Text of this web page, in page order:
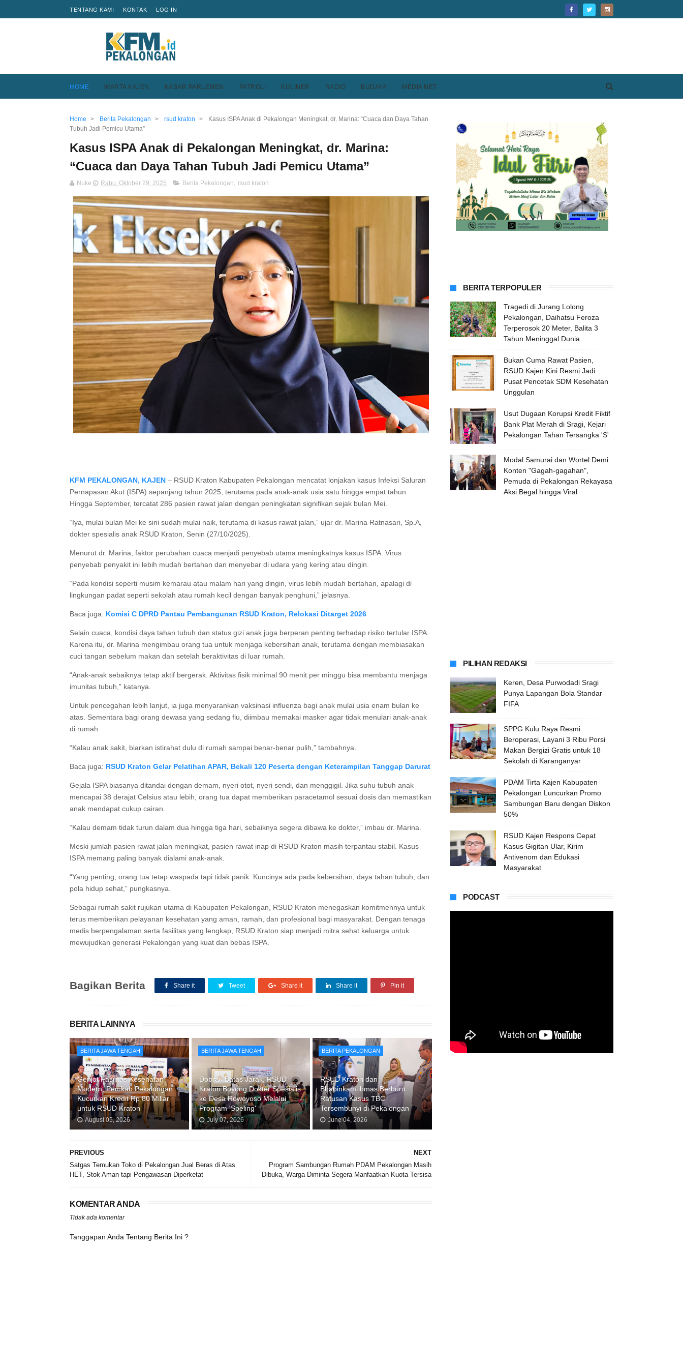
TENTANG KAMI KONTAK LOG IN
HOME WARTA KAJEN KABAR PARLEMEN PATROLI KULINER RADIO BUDAYA MEDIA NET
Home > Berita Pekalongan > rsud kraton >
Kasus ISPA Anak di Pekalongan Meningkat, dr. Marina: “Cuaca dan Daya Tahan
Tubuh Jadi Pemicu Utama”
Kasus ISPA Anak di Pekalongan Meningkat, dr. Marina:
“Cuaca dan Daya Tahan Tubuh Jadi Pemicu Utama”
Nuke Rabu, Oktober 29, 2025 Berita Pekalongan, rsud kraton
KFM PEKALONGAN, KAJEN – RSUD Kraton Kabupaten Pekalongan mencatat lonjakan kasus Infeksi Saluran
Pernapasan Akut (ISPA) sepanjang tahun 2025, terutama pada anak-anak usia satu hingga empat tahun.
Hingga September, tercatat 286 pasien rawat jalan dengan peningkatan signifikan sejak bulan Mei.
“Iya, mulai bulan Mei ke sini sudah mulai naik, terutama di kasus rawat jalan,” ujar dr. Marina Ratnasari, Sp.A,
dokter spesialis anak RSUD Kraton, Senin (27/10/2025).
Menurut dr. Marina, faktor perubahan cuaca menjadi penyebab utama meningkatnya kasus ISPA. Virus
penyebab penyakit ini lebih mudah bertahan dan menyebar di udara yang kering atau dingin.
“Pada kondisi seperti musim kemarau atau malam hari yang dingin, virus lebih mudah bertahan, apalagi di
lingkungan padat seperti sekolah atau rumah kecil dengan banyak penghuni,” jelasnya.
Baca juga: Komisi C DPRD Pantau Pembangunan RSUD Kraton, Relokasi Ditarget 2026
Selain cuaca, kondisi daya tahan tubuh dan status gizi anak juga berperan penting terhadap risiko tertular ISPA.
Karena itu, dr. Marina mengimbau orang tua untuk menjaga kebersihan anak, terutama dengan membiasakan
cuci tangan sebelum makan dan setelah beraktivitas di luar rumah.
“Anak-anak sebaiknya tetap aktif bergerak. Aktivitas fisik minimal 90 menit per minggu bisa membantu menjaga
imunitas tubuh,” katanya.
Untuk pencegahan lebih lanjut, ia juga menyarankan vaksinasi influenza bagi anak mulai usia enam bulan ke
atas. Sementara bagi orang dewasa yang sedang flu, diimbau memakai masker agar tidak menulari anak-anak
di rumah.
“Kalau anak sakit, biarkan istirahat dulu di rumah sampai benar-benar pulih,” tambahnya.
Baca juga: RSUD Kraton Gelar Pelatihan APAR, Bekali 120 Peserta dengan Keterampilan Tanggap Darurat
Gejala ISPA biasanya ditandai dengan demam, nyeri otot, nyeri sendi, dan menggigil. Jika suhu tubuh anak
mencapai 38 derajat Celsius atau lebih, orang tua dapat memberikan paracetamol sesuai dosis dan memastikan
anak mendapat cukup cairan.
“Kalau demam tidak turun dalam dua hingga tiga hari, sebaiknya segera dibawa ke dokter,” imbau dr. Marina.
Meski jumlah pasien rawat jalan meningkat, pasien rawat inap di RSUD Kraton masih terpantau stabil. Kasus
ISPA memang paling banyak dialami anak-anak.
“Yang penting, orang tua tetap waspada tapi tidak panik. Kuncinya ada pada kebersihan, daya tahan tubuh, dan
pola hidup sehat,” pungkasnya.
Sebagai rumah sakit rujukan utama di Kabupaten Pekalongan, RSUD Kraton menegaskan komitmennya untuk
terus memberikan pelayanan kesehatan yang aman, ramah, dan profesional bagi masyarakat. Dengan tenaga
medis berpengalaman serta fasilitas yang lengkap, RSUD Kraton siap menjadi mitra sehat keluarga untuk
mewujudkan generasi Pekalongan yang kuat dan bebas ISPA.
Bagikan Berita Share it Tweet Share it Share it Pin it
BERITA LAINNYA
BERITA JAWA TENGAH
Genjot Fasilitas Kesehatan
Modern, Pemkab Pekalongan
Kucurkan Kredit Rp 80 Miliar
untuk RSUD Kraton
August 05, 2026
BERITA JAWA TENGAH
Dobrak Batas Jarak, RSUD
Kraton Boyong Dokter Spesialis
ke Desa Rowoyoso Melalui
Program 'Speling'
July 07, 2026
BERITA PEKALONGAN
RSUD Kraton dan
Bhabinkamtibmas Berburu
Ratusan Kasus TBC
Tersembunyi di Pekalongan
June 04, 2026
NEXT
Program Sambungan Rumah PDAM Pekalongan Masih
Dibuka, Warga Diminta Segera Manfaatkan Kuota Tersisa
PREVIOUS
Satgas Temukan Toko di Pekalongan Jual Beras di Atas
HET, Stok Aman tapi Pengawasan Diperketat
KOMENTAR ANDA
Tidak ada komentar
Tanggapan Anda Tentang Berita Ini ?
BERITA TERPOPULER
Tragedi di Jurang Lolong
Pekalongan, Daihatsu Feroza
Terperosok 20 Meter, Balita 3
Tahun Meninggal Dunia
Bukan Cuma Rawat Pasien,
RSUD Kajen Kini Resmi Jadi
Pusat Pencetak SDM Kesehatan
Unggulan
Usut Dugaan Korupsi Kredit Fiktif
Bank Plat Merah di Sragi, Kejari
Pekalongan Tahan Tersangka 'S'
Modal Samurai dan Wortel Demi
Konten "Gagah-gagahan",
Pemuda di Pekalongan Rekayasa
Aksi Begal hingga Viral
PILIHAN REDAKSI
Keren, Desa Purwodadi Sragi
Punya Lapangan Bola Standar
FIFA
SPPG Kulu Raya Resmi
Beroperasi, Layani 3 Ribu Porsi
Makan Bergizi Gratis untuk 18
Sekolah di Karanganyar
PDAM Tirta Kajen Kabupaten
Pekalongan Luncurkan Promo
Sambungan Baru dengan Diskon
50%
RSUD Kajen Respons Cepat
Kasus Gigitan Ular, Kirim
Antivenom dan Edukasi
Masyarakat
PODCAST